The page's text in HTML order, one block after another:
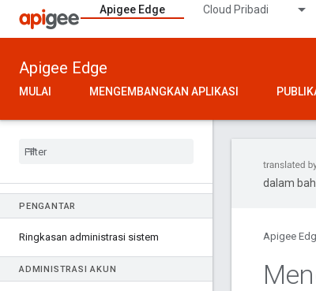
Apigee Edge Cloud Pribadi
Apigee Edge
MULAI MENGEMBANGKAN APLIKASI
PENGANTAR
Ringkasan administrasi sistem
ADMINISTRASI AKUN
dalam
Apigee